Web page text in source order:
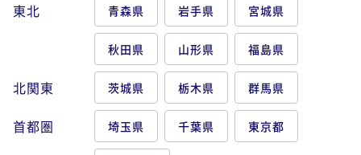
麻布十番駅 外苑前駅 表参道駅
汐留駅 大門駅 浜松町駅 大井町駅
品川駅 大崎駅 天王洲アイル駅
品川シーサイド駅 豊洲駅 国際展示場駅
東北 青森県 岩手県 宮城県
秋田県 山形県 福島県
北関東 茨城県 栃木県 群馬県
首都圏 埼玉県 千葉県 東京都